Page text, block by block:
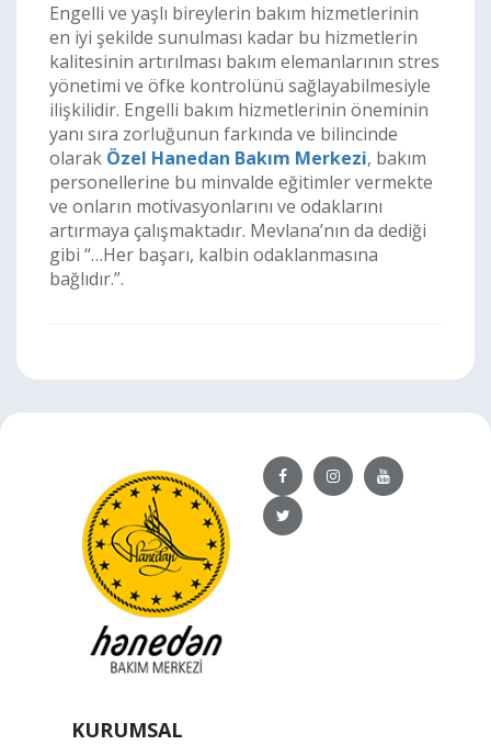
Engelli ve yaşlı bireylerin bakım hizmetlerinin
en iyi şekilde sunulması kadar bu hizmetlerin
kalitesinin artırılması bakım elemanlarının stres
yönetimi ve öfke kontrolünü sağlayabilmesiyle
ilişkilidir. Engelli bakım hizmetlerinin öneminin
yanı sıra zorluğunun farkında ve bilincinde
olarak Özel Hanedan Bakım Merkezi, bakım
personellerine bu minvalde eğitimler vermekte
ve onların motivasyonlarını ve odaklarını
artırmaya çalışmaktadır. Mevlana’nın da dediği
gibi “…Her başarı, kalbin odaklanmasına
bağlıdır.”.
KURUMSAL